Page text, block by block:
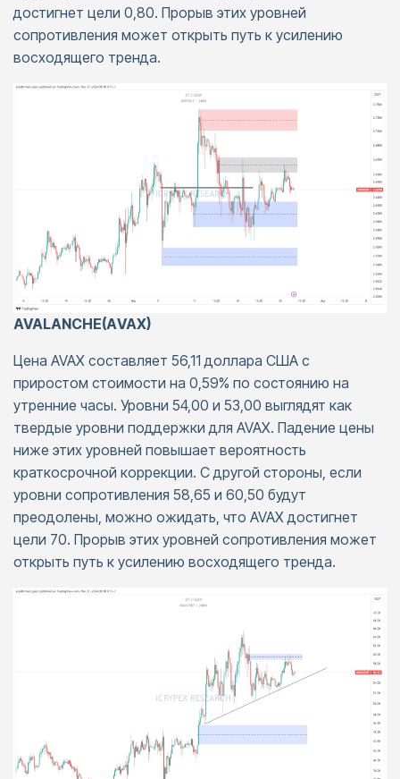
достигнет цели 0,80. Прорыв этих уровней
сопротивления может открыть путь к усилению
восходящего тренда.
AVALANCHE(АVAX)
Цена AVAX составляет 56,11 доллара США с
приростом стоимости на 0,59% по состоянию на
утренние часы. Уровни 54,00 и 53,00 выглядят как
твердые уровни поддержки для AVAX. Падение цены
ниже этих уровней повышает вероятность
краткосрочной коррекции. С другой стороны, если
уровни сопротивления 58,65 и 60,50 будут
преодолены, можно ожидать, что AVAX достигнет
цели 70. Прорыв этих уровней сопротивления может
открыть путь к усилению восходящего тренда.